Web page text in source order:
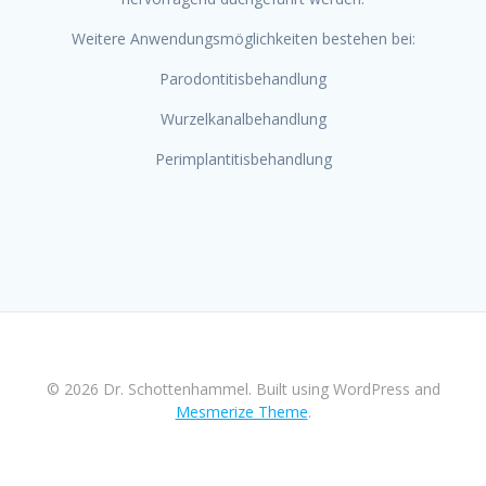
Weitere Anwendungsmöglichkeiten bestehen bei:
Parodontitisbehandlung
Wurzelkanalbehandlung
Perimplantitisbehandlung
© 2026 Dr. Schottenhammel. Built using WordPress and
Mesmerize Theme.